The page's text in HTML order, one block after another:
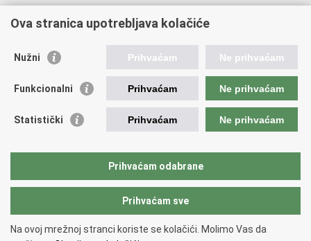
Besplatni telefoni javne uprave
Važne poveznice
Vlada Republike Hrvatske
Savjet za nacionalne manjine
Okvirna konvencija za zaštitu nacionalnih manjina
Ured zastupnika RH pred Eur.sudom za ljudska prava
Ova stranica upotrebljava kolačiće
Nužni Prihvaćam Ne prihvaćam
Funkcionalni Prihvaćam Ne prihvaćam
Statistički Prihvaćam Ne prihvaćam
Prihvaćam odabrane
Prihvaćam sve
Na ovoj mrežnoj stranci koriste se kolačići. Molimo Vas da